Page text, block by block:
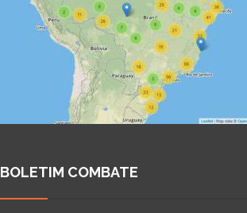
BOLETIM COMBATE